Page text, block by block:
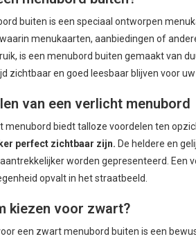
buiten is een speciaal ontworpen
menukaarten, aanbiedingen of
is een menubord buiten gemaakt van
zichtbaar en goed leesbaar blijven voor
van een verlicht menubord
menubord biedt talloze voordelen ten
perfect zichtbaar zijn. De heldere en
worden gepresenteerd.
opvalt in het straatbeeld.
kiezen voor zwart?
een zwart menubord buiten is een